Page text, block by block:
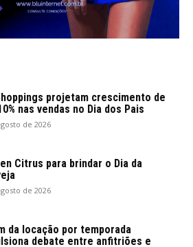
projetam crescimento de
nas vendas no Dia dos Pais
de 2026
Citrus para brindar o Dia da
de 2026
da locação por temporada
debate entre anfitriões e